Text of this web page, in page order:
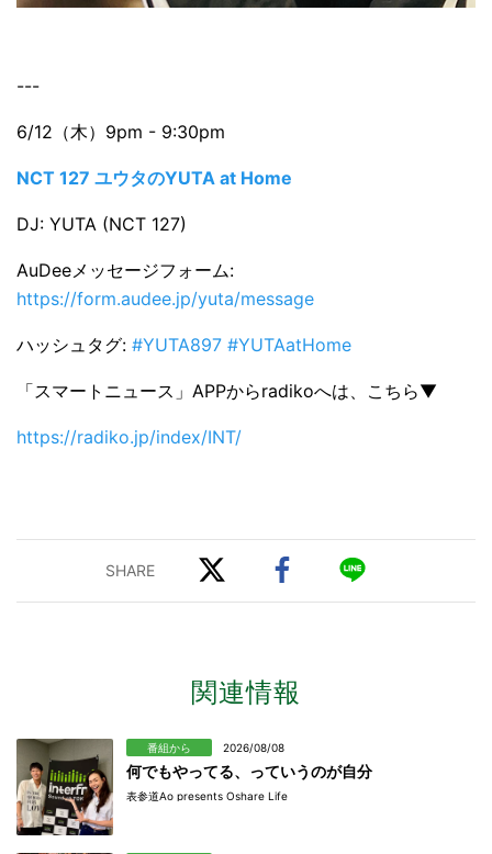
---
6/12（木）9pm - 9:30pm
NCT 127 ユウタのYUTA at Home
DJ: YUTA (NCT 127)
AuDeeメッセージフォーム:
https://form.audee.jp/yuta/message
ハッシュタグ: #YUTA897 #YUTAatHome
「スマートニュース」APPからradikoへは、こちら▼
https://radiko.jp/index/INT/
関連情報
番組から 2026/08/08
何でもやってる、っていうのが自分
表参道Ao presents Oshare Life